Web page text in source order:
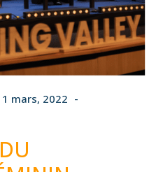
1 mars, 2022